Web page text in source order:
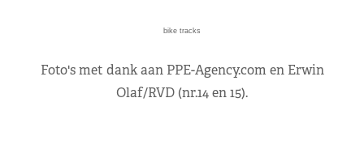
bike tracks
Foto's met dank aan PPE-Agency.com en Erwin
Olaf/RVD (nr.14 en 15).